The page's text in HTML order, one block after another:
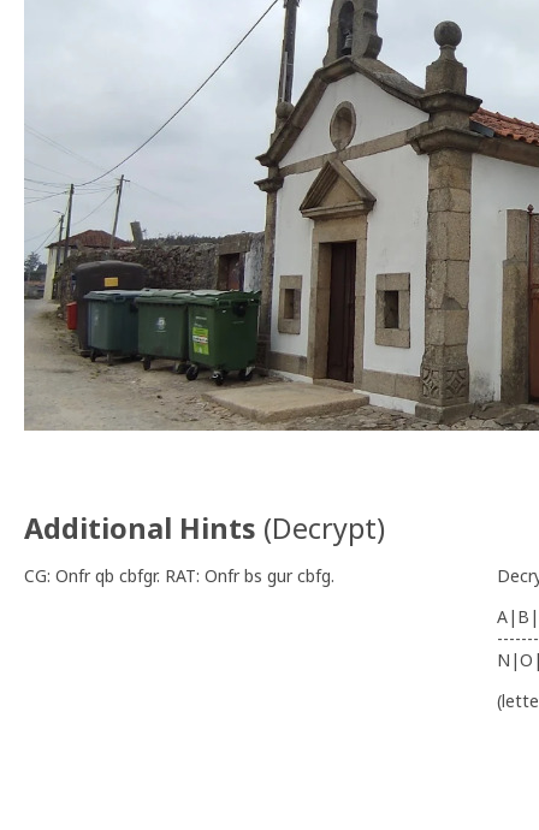
Additional Hints (Decrypt)
CG: Onfr qb cbfgr. RAT: Onfr bs gur cbfg.